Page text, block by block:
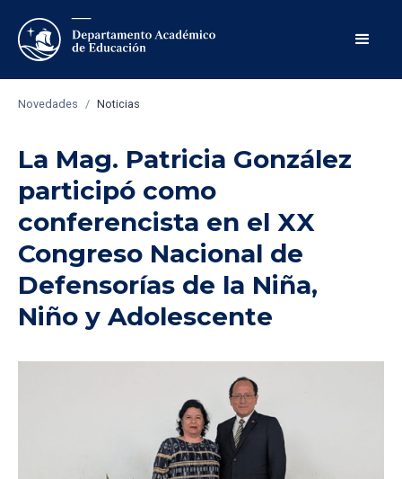
Novedades / Noticias
La Mag. Patricia González
participó como
conferencista en el XX
Congreso Nacional de
Defensorías de la Niña,
Niño y Adolescente